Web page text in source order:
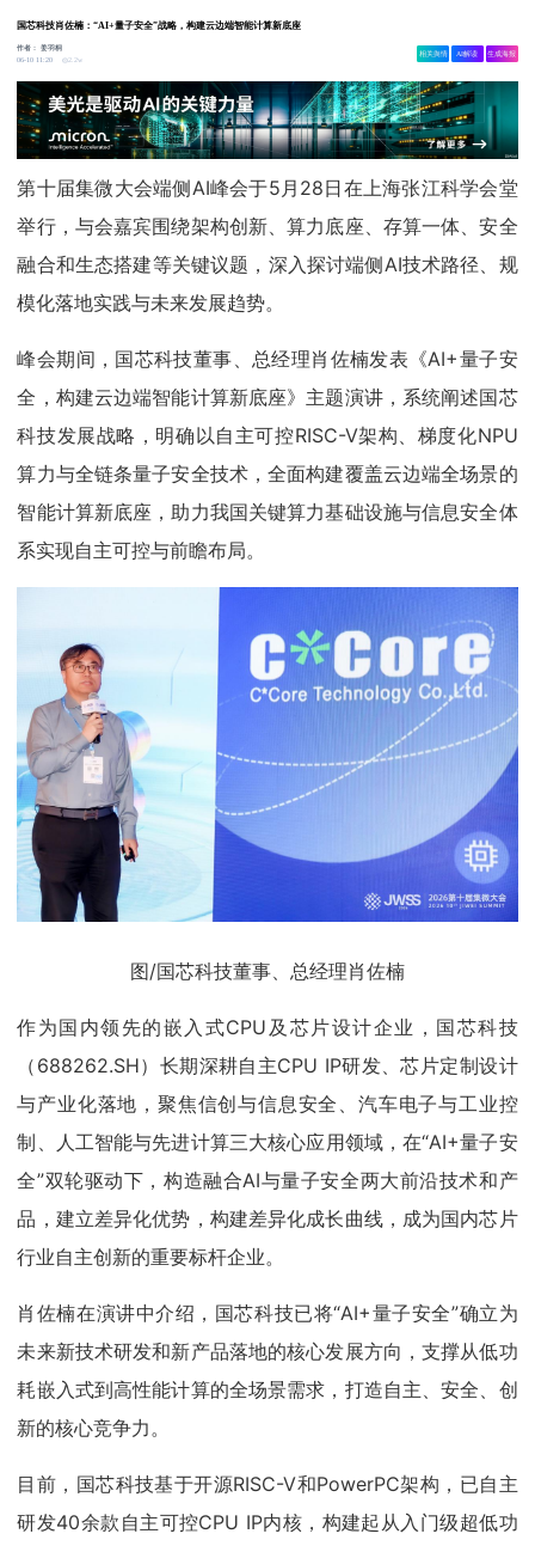
国芯科技肖佐楠：“AI+量子安全”战略，构建云边端智能计算新底座
作者：姜羽桐
06-10 11:20
2.2w
相关舆情 AI解读 生成海报
第十届集微大会端侧AI峰会于5月28日在上海张江科学会堂
举行，与会嘉宾围绕架构创新、算力底座、存算一体、安全
融合和生态搭建等关键议题，深入探讨端侧AI技术路径、规
模化落地实践与未来发展趋势。
峰会期间，国芯科技董事、总经理肖佐楠发表《AI+量子安
全，构建云边端智能计算新底座》主题演讲，系统阐述国芯
科技发展战略，明确以自主可控RISC-V架构、梯度化NPU
算力与全链条量子安全技术，全面构建覆盖云边端全场景的
智能计算新底座，助力我国关键算力基础设施与信息安全体
系实现自主可控与前瞻布局。
图/国芯科技董事、总经理肖佐楠
作为国内领先的嵌入式CPU及芯片设计企业，国芯科技
（688262.SH）长期深耕自主CPU IP研发、芯片定制设计
与产业化落地，聚焦信创与信息安全、汽车电子与工业控
制、人工智能与先进计算三大核心应用领域，在“AI+量子安
全”双轮驱动下，构造融合AI与量子安全两大前沿技术和产
品，建立差异化优势，构建差异化成长曲线，成为国内芯片
行业自主创新的重要标杆企业。
肖佐楠在演讲中介绍，国芯科技已将“AI+量子安全”确立为
未来新技术研发和新产品落地的核心发展方向，支撑从低功
耗嵌入式到高性能计算的全场景需求，打造自主、安全、创
新的核心竞争力。
目前，国芯科技基于开源RISC-V和PowerPC架构，已自主
研发40余款自主可控CPU IP内核，构建起从入门级超低功